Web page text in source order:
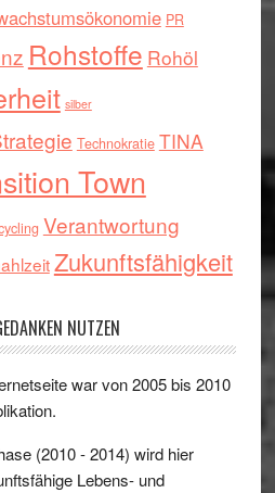
PR
Rohstoffe Rohöl
silber
Technokratie TINA
Town
Verantwortung
Zukunftsfähigkeit
NUTZEN
war von 2005 bis 2010
(2010 - 2014) wird hier
Lebens- und